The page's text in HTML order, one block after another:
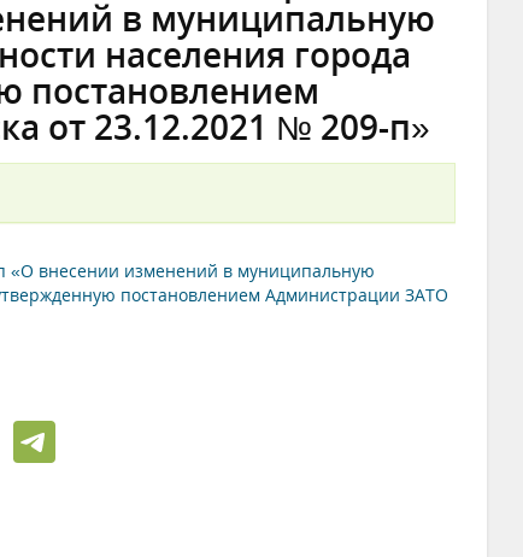
в муниципальную
населения города
постановлением
от 23.12.2021 № 209-п»
«О внесении изменений в муниципальную
постановлением Администрации ЗАТО